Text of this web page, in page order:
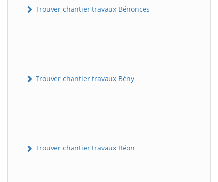
Trouver chantier travaux Bénonces
Trouver chantier travaux Bény
Trouver chantier travaux Béon